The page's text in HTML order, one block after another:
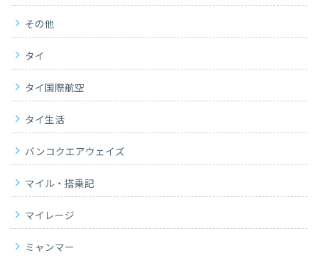
その他
タイ
タイ国際航空
タイ生活
バンコクエアウェイズ
マイル・搭乗記
マイレージ
ミャンマー